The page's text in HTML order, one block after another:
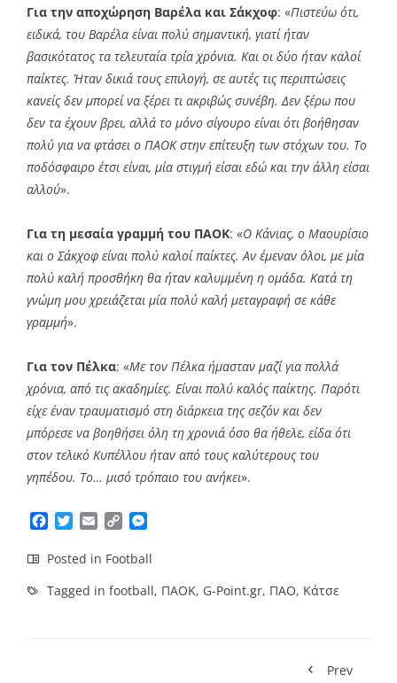
Για την αποχώρηση Βαρέλα και Σάκχοφ: «Πιστεύω ότι,
ειδικά, του Βαρέλα είναι πολύ σημαντική, γιατί ήταν
βασικότατος τα τελευταία τρία χρόνια. Και οι δύο ήταν καλοί
παίκτες. Ήταν δικιά τους επιλογή, σε αυτές τις περιπτώσεις
κανείς δεν μπορεί να ξέρει τι ακριβώς συνέβη. Δεν ξέρω που
δεν τα έχουν βρει, αλλά το μόνο σίγουρο είναι ότι βοήθησαν
πολύ για να φτάσει ο ΠΑΟΚ στην επίτευξη των στόχων του. Το
ποδόσφαιρο έτσι είναι, μία στιγμή είσαι εδώ και την άλλη είσαι
αλλού».
Για τη μεσαία γραμμή του ΠΑΟΚ: «Ο Κάνιας, ο Μαουρίσιο
και ο Σάκχοφ είναι πολύ καλοί παίκτες. Αν έμεναν όλοι, με μία
πολύ καλή προσθήκη θα ήταν καλυμμένη η ομάδα. Κατά τη
γνώμη μου χρειάζεται μία πολύ καλή μεταγραφή σε κάθε
γραμμή».
Για τον Πέλκα: «Με τον Πέλκα ήμασταν μαζί για πολλά
χρόνια, από τις ακαδημίες. Είναι πολύ καλός παίκτης. Παρότι
είχε έναν τραυματισμό στη διάρκεια της σεζόν και δεν
μπόρεσε να βοηθήσει όλη τη χρονιά όσο θα ήθελε, είδα ότι
στον τελικό Κυπέλλου ήταν από τους καλύτερους του
γηπέδου. Το… μισό τρόπαιο του ανήκει».
Facebook
TwitterEmailCopy
Posted in Football
Tagged in football, ΠΑΟΚ, G-Point.gr, ΠΑΟ, Κάτσε
Prev